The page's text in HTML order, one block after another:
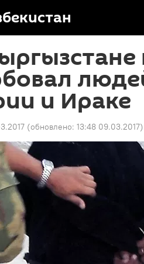
и Ираке
(обновлено: 13:48 09.03.2017)